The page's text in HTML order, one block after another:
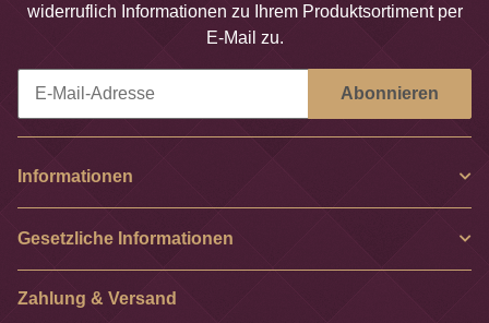
widerruflich Informationen zu Ihrem Produktsortiment per
E-Mail zu.
Abonnieren
Informationen
Gesetzliche Informationen
Zahlung & Versand